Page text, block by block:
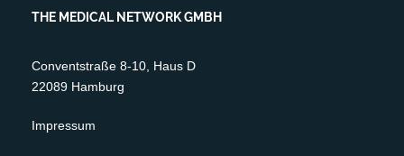
THE MEDICAL NETWORK GMBH
Conventstraße 8-10, Haus D
22089 Hamburg
Impressum